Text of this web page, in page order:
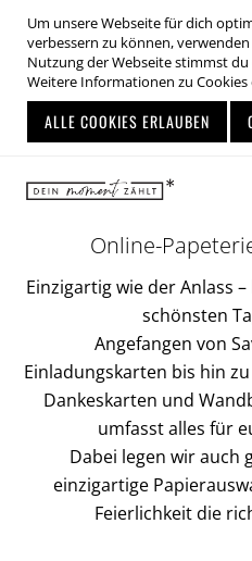
Um unsere Webseite für dich
verbessern zu können,
Nutzung der Webseite stimmst
Weitere Informationen zu
ALLE COOKIES ERLAUBEN
Inhalt
springen
Online-
Einzigartig wie der Anlass
schönsten
Angefangen von
Einladungskarten bis hin
Dankeskarten und
umfasst alles für
Dabei legen wir auch
einzigartige
Feierlichkeit die